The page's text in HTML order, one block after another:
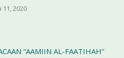
11, 2020
“AAMIIN AL-FAATIHAH”